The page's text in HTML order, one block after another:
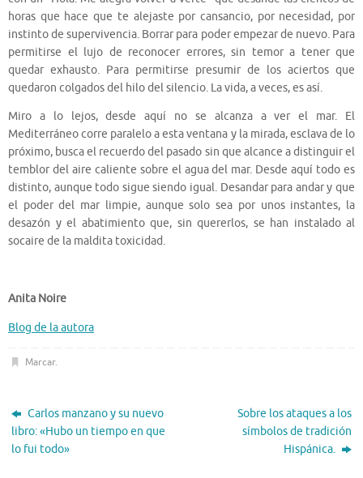
horas que hace que te alejaste por cansancio, por necesidad, por
instinto de supervivencia. Borrar para poder empezar de nuevo. Para
permitirse el lujo de reconocer errores, sin temor a tener que
quedar exhausto. Para permitirse presumir de los aciertos que
quedaron colgados del hilo del silencio. La vida, a veces, es así.
Miro a lo lejos, desde aquí no se alcanza a ver el mar. El
Mediterráneo corre paralelo a esta ventana y la mirada, esclava de lo
próximo, busca el recuerdo del pasado sin que alcance a distinguir el
temblor del aire caliente sobre el agua del mar. Desde aquí todo es
distinto, aunque todo sigue siendo igual. Desandar para andar y que
el poder del mar limpie, aunque solo sea por unos instantes, la
desazón y el abatimiento que, sin quererlos, se han instalado al
socaire de la maldita toxicidad.
Anita Noire
Blog de la autora
Marcar.
Carlos manzano y su nuevo
libro: «Hubo un tiempo en que
lo fui todo»
Sobre los ataques a los
símbolos de tradición
Hispánica.